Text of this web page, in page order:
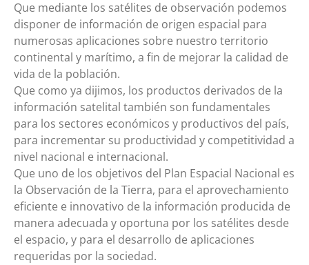
Que mediante los satélites de observación podemos
disponer de información de origen espacial para
numerosas aplicaciones sobre nuestro territorio
continental y marítimo, a fin de mejorar la calidad de
vida de la población.
Que como ya dijimos, los productos derivados de la
información satelital también son fundamentales
para los sectores económicos y productivos del país,
para incrementar su productividad y competitividad a
nivel nacional e internacional.
Que uno de los objetivos del Plan Espacial Nacional es
la Observación de la Tierra, para el aprovechamiento
eficiente e innovativo de la información producida de
manera adecuada y oportuna por los satélites desde
el espacio, y para el desarrollo de aplicaciones
requeridas por la sociedad.